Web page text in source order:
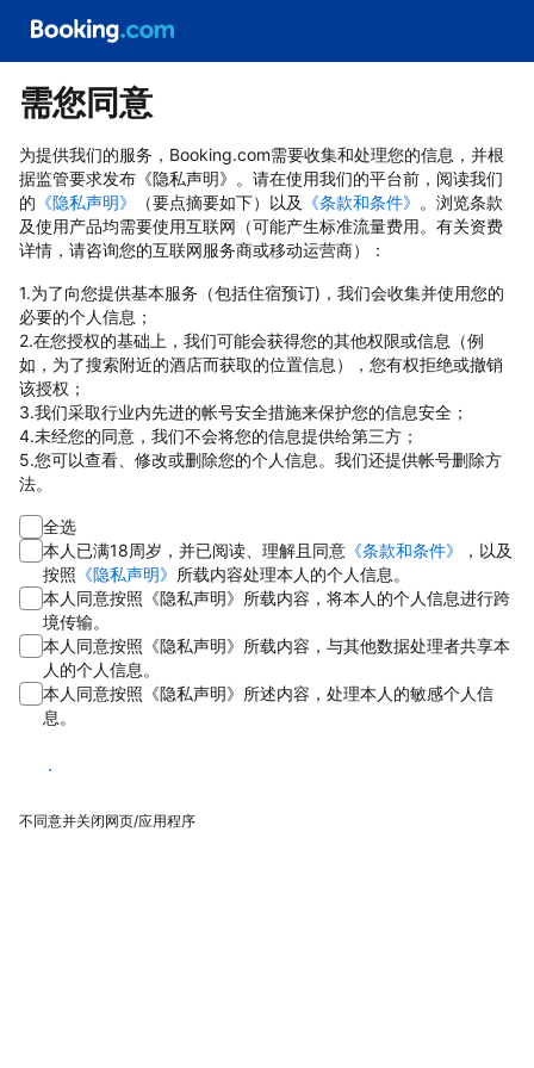
需您同意
为提供我们的服务，Booking.com需要收集和处理您的信息，并根
据监管要求发布《隐私声明》。请在使用我们的平台前，阅读我们
的 《隐私声明》 （要点摘要如下）以及 《条款和条件》 。浏览条款
及使用产品均需要使用互联网（可能产生标准流量费用。有关资费
详情，请咨询您的互联网服务商或移动运营商）：
1.为了向您提供基本服务（包括住宿预订)，我们会收集并使用您的
必要的个人信息；
2.在您授权的基础上，我们可能会获得您的其他权限或信息（例
如，为了搜索附近的酒店而获取的位置信息），您有权拒绝或撤销
该授权；
3.我们采取行业内先进的帐号安全措施来保护您的信息安全；
4.未经您的同意，我们不会将您的信息提供给第三方；
5.您可以查看、修改或删除您的个人信息。我们还提供帐号删除方
法。
全选
本人已满18周岁，并已阅读、理解且同意 《条款和条件》
，以及
按照 《隐私声明》 所载内容处理本人的个人信息。
本人同意按照《隐私声明》所载内容，将本人的个人信息进行跨
境传输。
本人同意按照《隐私声明》所载内容，与其他数据处理者共享本
人的个人信息。
本人同意按照《隐私声明》所述内容，处理本人的敏感个人信
息。
同意
不同意并关闭网页/应用程序